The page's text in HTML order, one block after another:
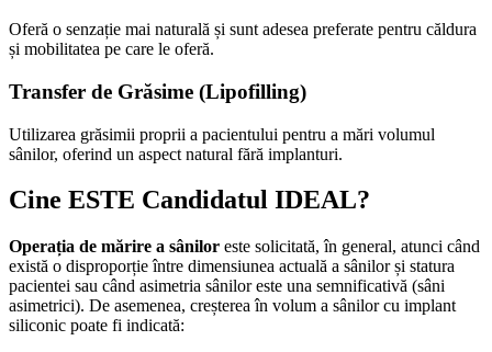
Oferă o senzație mai naturală și sunt adesea preferate pentru căldura
și mobilitatea pe care le oferă.
Transfer de Grăsime (Lipofilling)
Utilizarea grăsimii proprii a pacientului pentru a mări volumul
sânilor, oferind un aspect natural fără implanturi.
Cine ESTE Candidatul IDEAL?
Operația de mărire a sânilor este solicitată, în general, atunci când
există o disproporție între dimensiunea actuală a sânilor și statura
pacientei sau când asimetria sânilor este una semnificativă (sâni
asimetrici). De asemenea, creșterea în volum a sânilor cu implant
siliconic poate fi indicată: